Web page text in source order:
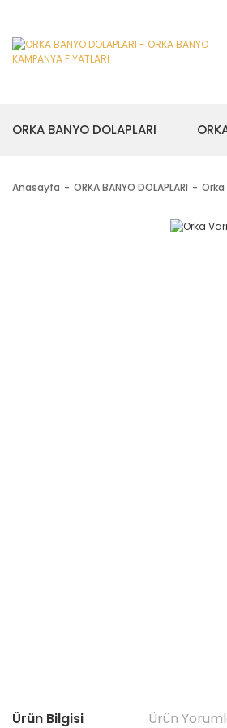
ORKA BANYO DOLAPLARI
Anasayfa ORKA BANYO DOLAPLARI
Ürün Bilgisi Ürün